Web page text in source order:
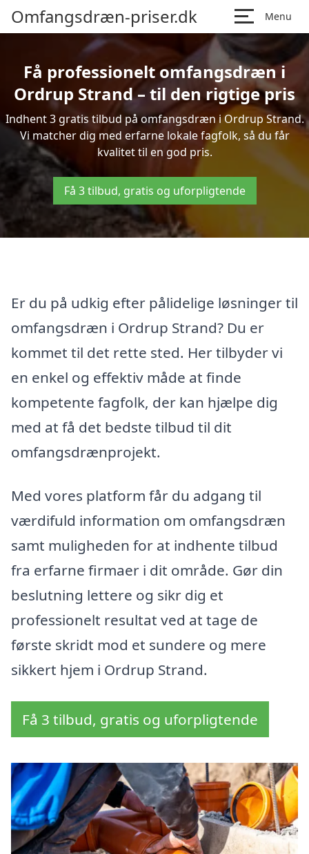
Omfangsdræn-priser.dk Menu
Få professionelt omfangsdræn i
Ordrup Strand – til den rigtige pris
Indhent 3 gratis tilbud på omfangsdræn i Ordrup Strand.
Vi matcher dig med erfarne lokale fagfolk, så du får
kvalitet til en god pris.
Få 3 tilbud, gratis og uforpligtende
Er du på udkig efter pålidelige løsninger til
omfangsdræn i Ordrup Strand? Du er
kommet til det rette sted. Her tilbyder vi
en enkel og effektiv måde at finde
kompetente fagfolk, der kan hjælpe dig
med at få det bedste tilbud til dit
omfangsdrænprojekt.
Med vores platform får du adgang til
værdifuld information om omfangsdræn
samt muligheden for at indhente tilbud
fra erfarne firmaer i dit område. Gør din
beslutning lettere og sikr dig et
professionelt resultat ved at tage de
første skridt mod et sundere og mere
sikkert hjem i Ordrup Strand.
Få 3 tilbud, gratis og uforpligtende